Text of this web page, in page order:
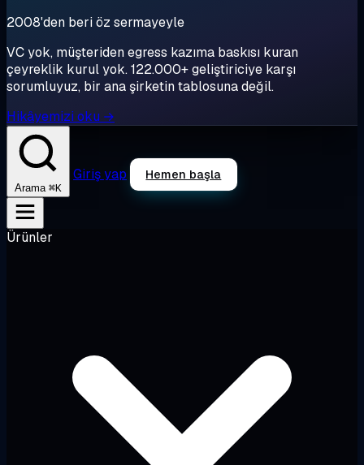
2008'den beri öz sermayeyle
VC yok, müşteriden egress kazıma baskısı kuran
çeyreklik kurul yok. 122.000+ geliştiriciye karşı
sorumluyuz, bir ana şirketin tablosuna değil.
Hikâyemizi oku →
Arama ⌘K
Giriş yap Hemen başla
Ürünler